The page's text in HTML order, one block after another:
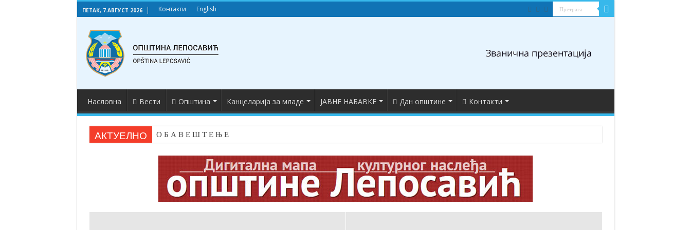
ПЕТАК, 7.АВГУСТ 2026 Контакти English
Насловна Вести Општина Канцеларија за младе ЈАВНЕ НАБАВКЕ Дан општине Контакти
АКТУЕЛНО О Б А В Е Ш Т Е Њ Е